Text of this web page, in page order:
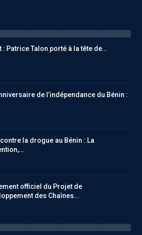
: Patrice Talon porté à la tête de…
de l’indépendance du Bénin :
contre la drogue au Bénin : La
officiel du Projet de
des Chaînes…